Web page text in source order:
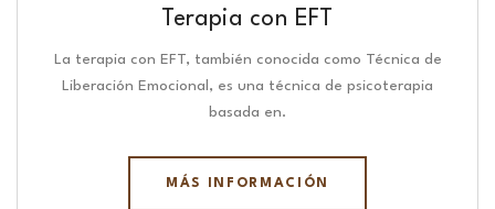
Terapia con EFT
La terapia con EFT, también conocida como Técnica de
Liberación Emocional, es una técnica de psicoterapia
basada en.
MÁS INFORMACIÓN